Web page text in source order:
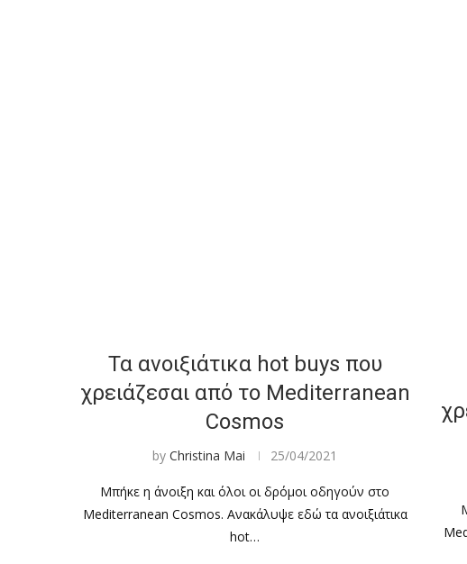
Τα ανοιξιάτικα hot buys που
χρειάζεσαι από το Mediterranean
Cosmos
byChristina Mai 25/04/2021
Μπήκε η άνοιξη και όλοι οι δρόμοι οδηγούν στο
Mediterranean Cosmos. Ανακάλυψε εδώ τα ανοιξιάτικα
hot…